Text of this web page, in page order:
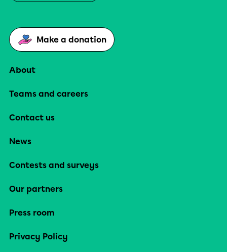
Make a donation
About
Teams and careers
Contact us
News
Contests and surveys
Our partners
Press room
Privacy Policy